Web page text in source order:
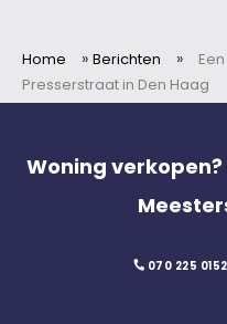
Home » Berichten »
Presserstraat in Den Haag
Woning
070 225 0152